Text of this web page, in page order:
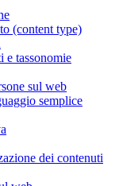
(content type)
e tassonomie
sul web
semplice
dei contenuti